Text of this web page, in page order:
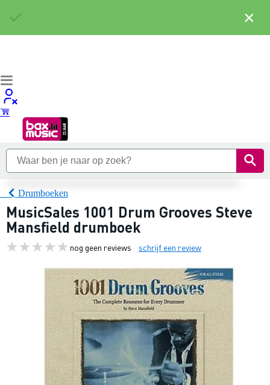
Drumboeken
MusicSales 1001 Drum Grooves Steve
Mansfield drumboek
nog geen reviews schrijf een review
×